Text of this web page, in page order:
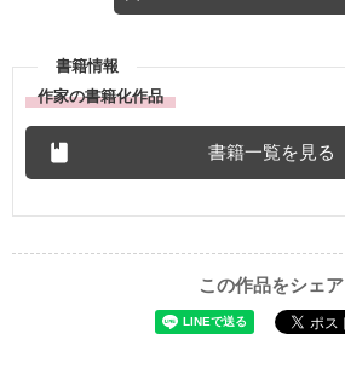
書籍情報
作家の書籍化作品
書籍一覧を見る
この作品をシェア